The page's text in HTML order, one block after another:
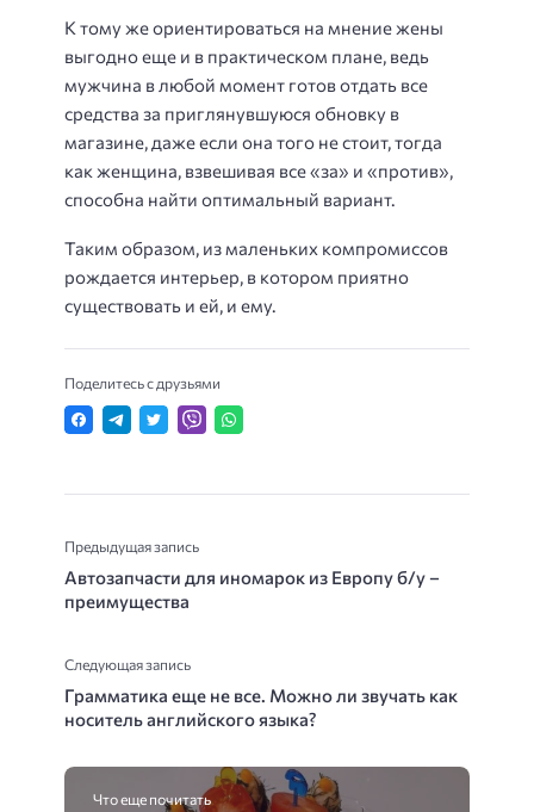
К тому же ориентироваться на мнение жены
выгодно еще и в практическом плане, ведь
мужчина в любой момент готов отдать все
средства за приглянувшуюся обновку в
магазине, даже если она того не стоит, тогда
как женщина, взвешивая все «за» и «против»,
способна найти оптимальный вариант.
Таким образом, из маленьких компромиссов
рождается интерьер, в котором приятно
существовать и ей, и ему.
Поделитесь с друзьями
Предыдущая запись
Автозапчасти для иномарок из Европу б/у –
преимущества
Следующая запись
Грамматика еще не все. Можно ли звучать как
носитель английского языка?
Что еще почитать